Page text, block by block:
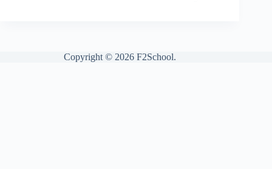
Copyright © 2026 F2School.